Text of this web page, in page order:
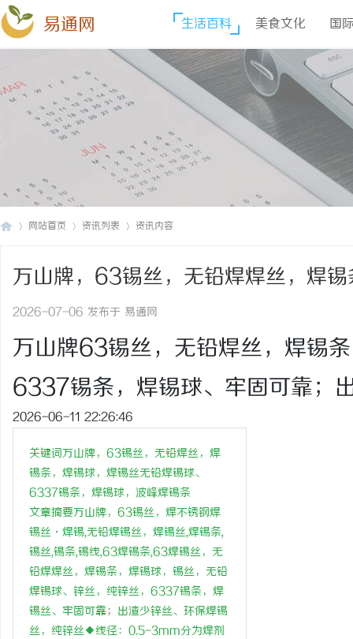
易通网 生活百科 美食文化 国
网站首页 资讯列表 资讯内容
万山牌，63锡丝，无铅焊焊丝，焊
锌丝，纯锌丝，6337锡条，焊锡丝
2026-07-06 发布于 易通网
万山牌63锡丝，无铅焊丝，焊锡
6337锡条，焊锡球、牢固可靠；
2026-06-11 22:26:46
关键词万山牌，63锡丝，无铅焊丝，焊
锡条，焊锡球，焊锡丝无铅焊锡球、
6337锡条，焊锡球，波峰焊锡条
文章摘要万山牌，63锡丝，焊不锈钢焊
锡丝·焊锡,无铅焊锡丝，焊锡丝,焊锡条,
锡丝,锡条,锡线,63焊锡条,63焊锡丝，无
铅焊焊丝，焊锡条，焊锡球，锡丝，无铅
焊锡球、锌丝，纯锌丝，6337锡条，焊
锡丝、牢固可靠；出渣少锌丝、环保焊锡
丝，纯锌丝◆线径：0.5-3mm分为焊剂